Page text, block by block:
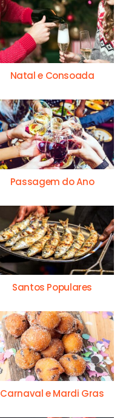
Natal e Consoada
Passagem do Ano
Santos Populares
Carnaval e Mardi Gras